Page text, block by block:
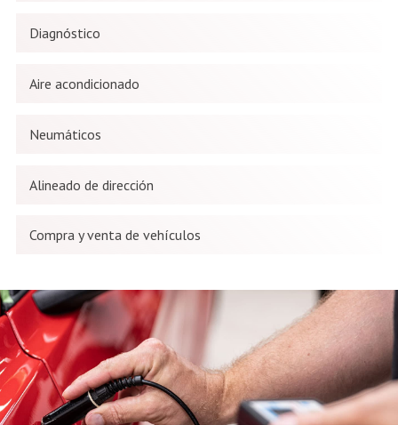
Diagnóstico
Aire acondicionado
Neumáticos
Alineado de dirección
Compra y venta de vehículos